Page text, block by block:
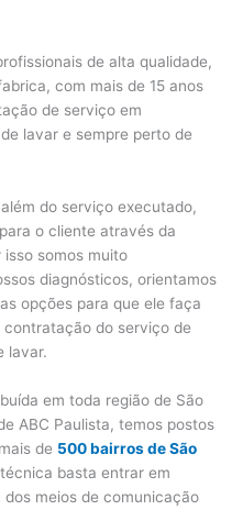
de alta qualidade,
com mais de 15 anos
de serviço em
lavar e sempre perto de
do serviço executado,
o cliente através da
somos muito
diagnósticos, orientamos
opções para que ele faça
do serviço de
lavar.
em toda região de São
ABC Paulista, temos postos
de 500 bairros de São
basta entrar em
meios de comunicação